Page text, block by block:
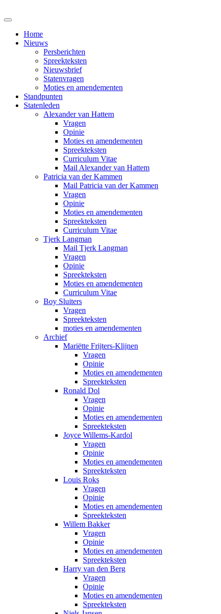
Home
Nieuws
Persberichten
Spreekteksten
Nieuwsbrief
Statenvragen
Moties en amendementen
Standpunten
Statenleden
Alexander van Hattem
Vragen
Opinie
Moties en amendementen
Spreekteksten
Curriculum Vitae
Mail Alexander van Hattem
Patricia van der Kammen
Mail Patricia van der Kammen
Vragen
Opinie
Moties en amendementen
Spreekteksten
Curriculum Vitae
Tjerk Langman
Mail Tjerk Langman
Vragen
Opinie
Spreekteksten
Moties en amendementen
Curriculum Vitae
Boy Sluiters
Vragen
Spreekteksten
moties en amendementen
Archief
Mariëtte Frijters-Klijnen
Vragen
Opinie
Moties en amendementen
Spreekteksten
Ronald Dol
Vragen
Opinie
Moties en amendementen
Spreekteksten
Joyce Willems-Kardol
Vragen
Opinie
Moties en amendementen
Spreekteksten
Louis Roks
Vragen
Opinie
Moties en amendementen
Spreekteksten
Willem Bakker
Vragen
Opinie
Moties en amendementen
Spreekteksten
Harry van den Berg
Vragen
Opinie
Moties en amendementen
Spreekteksten